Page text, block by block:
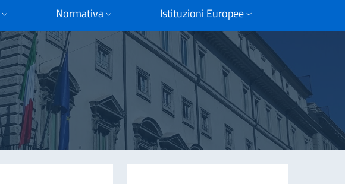
Normativa Istituzioni Europee